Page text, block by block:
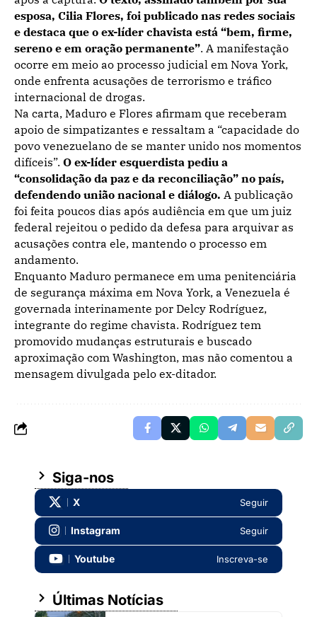
esposa, Cilia Flores, foi publicado nas redes sociais
e destaca que o ex-líder chavista está “bem, firme,
sereno e em oração permanente”. A manifestação
ocorre em meio ao processo judicial em Nova York,
onde enfrenta acusações de terrorismo e tráfico
internacional de drogas.
Na carta, Maduro e Flores afirmam que receberam
apoio de simpatizantes e ressaltam a “capacidade do
povo venezuelano de se manter unido nos momentos
difíceis”. O ex-líder esquerdista pediu a
“consolidação da paz e da reconciliação” no país,
defendendo união nacional e diálogo. A publicação
foi feita poucos dias após audiência em que um juiz
federal rejeitou o pedido da defesa para arquivar as
acusações contra ele, mantendo o processo em
andamento.
Enquanto Maduro permanece em uma penitenciária
de segurança máxima em Nova York, a Venezuela é
governada interinamente por Delcy Rodríguez,
integrante do regime chavista. Rodríguez tem
promovido mudanças estruturais e buscado
aproximação com Washington, mas não comentou a
mensagem divulgada pelo ex-ditador.
Siga-nos
X Seguir
Instagram Seguir
Youtube Inscreva-se
Últimas Notícias